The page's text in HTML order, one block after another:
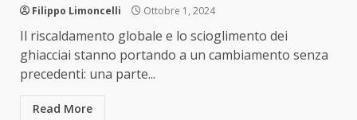
Filippo Limoncelli Ottobre 1, 2024
Il riscaldamento globale e lo scioglimento dei
ghiacciai stanno portando a un cambiamento senza
precedenti: una parte...
Read More